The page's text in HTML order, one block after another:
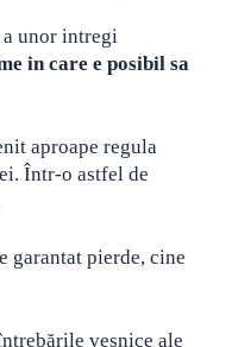
unor intregi
in care e posibil sa
aproape regula
Într-o astfel de
garantat pierde, cine
veșnice ale